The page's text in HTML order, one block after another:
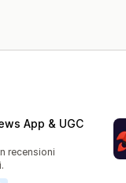
App & UGC
recensioni